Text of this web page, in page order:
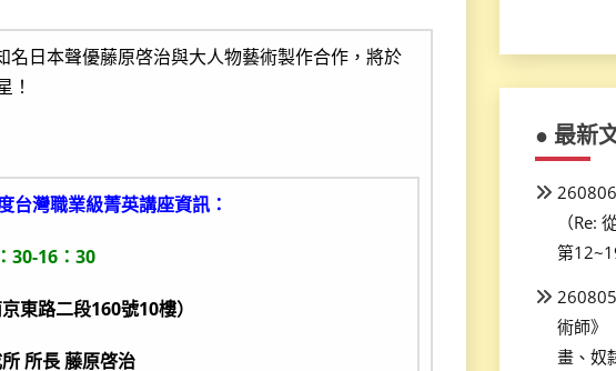
日本聲優藤原啓治與大人物藝術製作合作，將於
！
台灣職業級菁英講座資訊：
30-16：30
東路二段160號10樓）
所長 藤原啓治
● 最新
（Re:
第
術師》
畫、奴